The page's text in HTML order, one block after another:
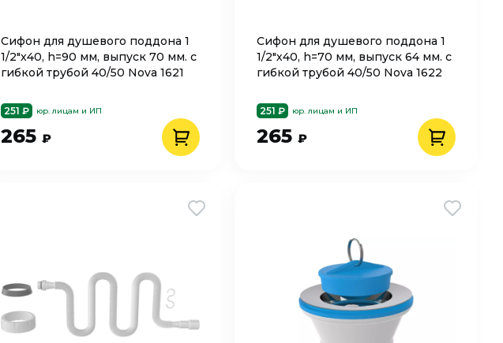
Сифон для душевого поддона 1
1/2"х40, h=90 мм, выпуск 70 мм. с
гибкой трубой 40/50 Nova 1621
251 ₽ юр. лицам и ИП
265 ₽
Сифон для душевого поддона 1
1/2"х40, h=70 мм, выпуск 64 мм. с
гибкой трубой 40/50 Nova 1622
251 ₽ юр. лицам и ИП
265 ₽